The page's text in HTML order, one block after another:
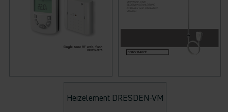
Heizelement DRESDEN-VM